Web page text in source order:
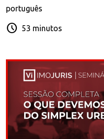
português
schedule 53 minutos